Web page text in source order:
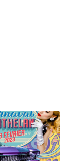
Rejoignez-